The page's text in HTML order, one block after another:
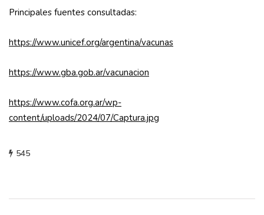
Principales fuentes consultadas:
https://www.unicef.org/argentina/vacunas
https://www.gba.gob.ar/vacunacion
https://www.cofa.org.ar/wp-
content/uploads/2024/07/Captura.jpg
545